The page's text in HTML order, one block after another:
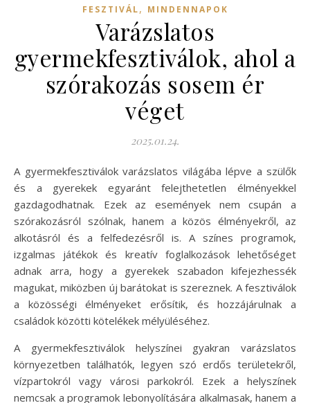
FESZTIVÁL, MINDENNAPOK
Varázslatos
gyermekfesztiválok, ahol a
szórakozás sosem ér
véget
2025.01.24.
A gyermekfesztiválok varázslatos világába lépve a szülők
és a gyerekek egyaránt felejthetetlen élményekkel
gazdagodhatnak. Ezek az események nem csupán a
szórakozásról szólnak, hanem a közös élményekről, az
alkotásról és a felfedezésről is. A színes programok,
izgalmas játékok és kreatív foglalkozások lehetőséget
adnak arra, hogy a gyerekek szabadon kifejezhessék
magukat, miközben új barátokat is szereznek. A fesztiválok
a közösségi élményeket erősítik, és hozzájárulnak a
családok közötti kötelékek mélyüléséhez.
A gyermekfesztiválok helyszínei gyakran varázslatos
környezetben találhatók, legyen szó erdős területekről,
vízpartokról vagy városi parkokról. Ezek a helyszínek
nemcsak a programok lebonyolítására alkalmasak, hanem a